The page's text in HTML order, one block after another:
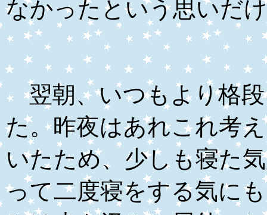
なかったという思いだ
翌朝、いつもより格段
た。昨夜はあれこれ考
いたため、少しも寝た
って二度寝をする気に